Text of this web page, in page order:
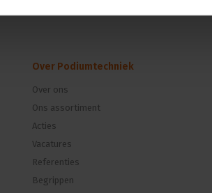
Over Podiumtechniek
Over ons
Ons assortiment
Acties
Vacatures
Referenties
Begrippen